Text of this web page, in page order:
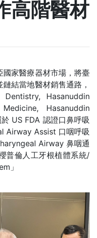
高階醫材
家醫療器材市場，將臺
結當地醫材銷售通路，
Hasanuddin
Hasanuddin
US FDA 認證口鼻呼吸
Airway Assist 口咽呼吸
Airway 鼻咽通
普倫人工牙根植體系統/
」